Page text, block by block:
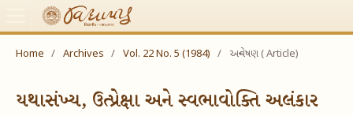
Home / Archives / Vol. 22 No. 5 (1984) / અન્વેષણ ( Article)
યથાસંખ્ય, ઉત્પ્રેક્ષા અને સ્વભાવોક્તિ અલંકાર